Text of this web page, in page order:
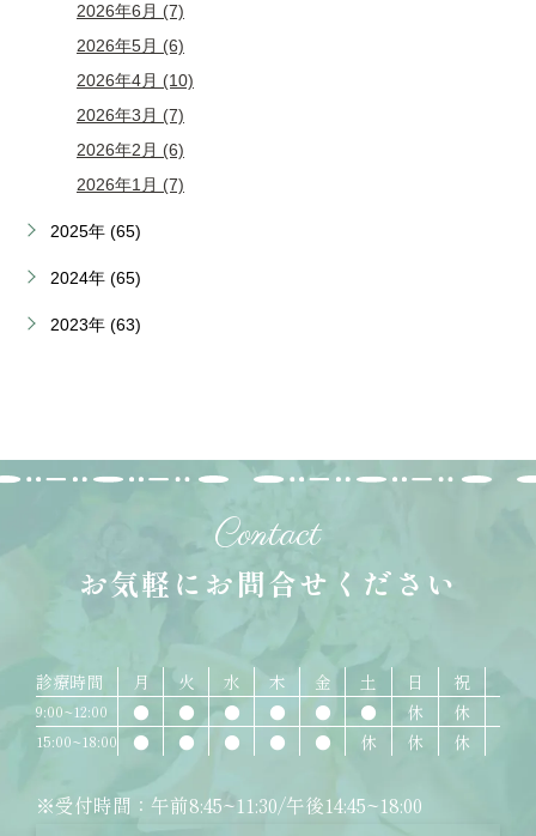
2026年6月 (7)
2026年5月 (6)
2026年4月 (10)
2026年3月 (7)
2026年2月 (6)
2026年1月 (7)
2025年 (65)
2024年 (65)
2023年 (63)
Contact
お気軽にお問合せください
診療時間 月 火 水 木 金 土 日 祝
9:00~12:00 ● ● ● ● ● ● 休 休
15:00~18:00 ● ● ● ● ● 休 休 休
※受付時間：午前8:45~11:30/午後14:45~18:00